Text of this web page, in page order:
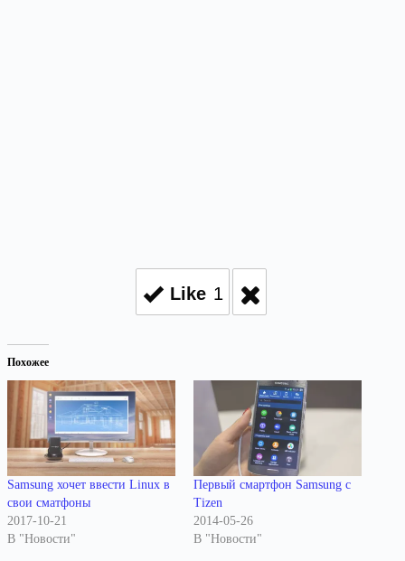
Like 1
Похожее
Samsung хочет ввести Linux в
свои сматфоны
2017-10-21
В "Новости"
Первый смартфон Samsung с
Tizen
2014-05-26
В "Новости"